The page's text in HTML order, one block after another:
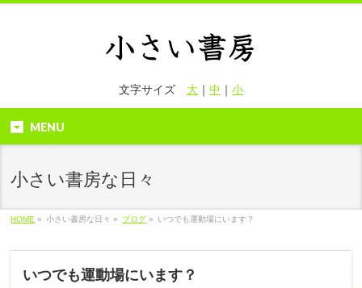
文字サイズ 大｜ 中 ｜ 小
MENU
小さい書房な日々
HOME » 小さい書房な日々 » ブログ » いつでも運動場にいます？
いつでも運動場にいます？